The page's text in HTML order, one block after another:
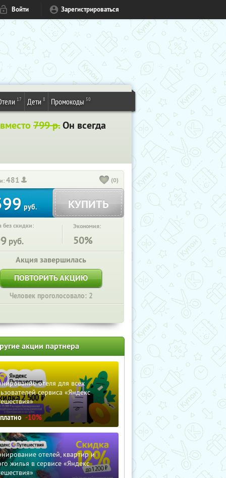
Войти Зарегистрироваться
17 Дети 8 Промокоды 50
799 р.Он всегда
481 (0)
руб. КУПИТЬ
без скидки:
руб.
Экономия:
50%
Акция завершилась
ПОВТОРИТЬ АКЦИЮ
Человек проголосовало: 2
акции партнера
отеля для всех
сервиса «Яндекс
-10%
отелей, квартир и
жилья в сервисе «Яндекс